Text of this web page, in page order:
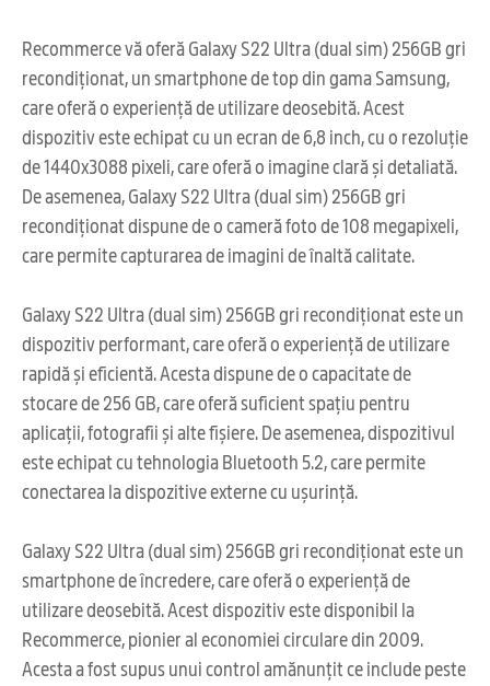
Recommerce vă oferă Galaxy S22 Ultra (dual sim) 256GB gri
recondiționat, un smartphone de top din gama Samsung,
care oferă o experiență de utilizare deosebită. Acest
dispozitiv este echipat cu un ecran de 6,8 inch, cu o rezoluție
de 1440x3088 pixeli, care oferă o imagine clară și detaliată.
De asemenea, Galaxy S22 Ultra (dual sim) 256GB gri
recondiționat dispune de o cameră foto de 108 megapixeli,
care permite capturarea de imagini de înaltă calitate.
Galaxy S22 Ultra (dual sim) 256GB gri recondiționat este un
dispozitiv performant, care oferă o experiență de utilizare
rapidă și eficientă. Acesta dispune de o capacitate de
stocare de 256 GB, care oferă suficient spațiu pentru
aplicații, fotografii și alte fișiere. De asemenea, dispozitivul
este echipat cu tehnologia Bluetooth 5.2, care permite
conectarea la dispozitive externe cu ușurință.
Galaxy S22 Ultra (dual sim) 256GB gri recondiționat este un
smartphone de încredere, care oferă o experiență de
utilizare deosebită. Acest dispozitiv este disponibil la
Recommerce, pionier al economiei circulare din 2009.
Acesta a fost supus unui control amănunțit ce include peste